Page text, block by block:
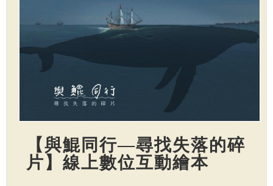
【與鯤同行—尋找失落的碎
片】線上數位互動繪本